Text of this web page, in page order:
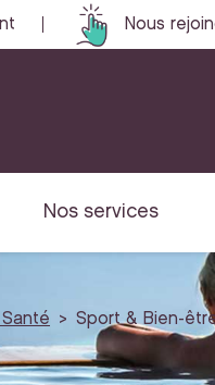
Nous
Nos services
Santé Sport & Bien-